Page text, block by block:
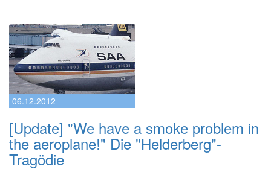
06.12.2012
[Update] "We have a smoke problem in
the aeroplane!" Die "Helderberg"-
Tragödie